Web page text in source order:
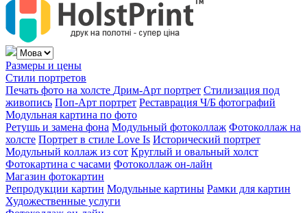
Размеры и цены
Стили портретов
Печать фото на холсте Дрим-Арт портрет Стилизация под
живопись Поп-Арт портрет Реставрация Ч/Б фотографий
Модульная картина по фото
Ретушь и замена фона Модульный фотоколлаж Фотоколлаж на
холсте Портрет в стиле Love Is Исторический портрет
Модульный коллаж из сот Круглый и овальный холст
Фотокартина с часами Фотоколлаж он-лайн
Магазин фотокартин
Репродукции картин Модульные картины Рамки для картин
Художественные услуги